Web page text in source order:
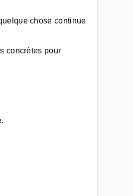
chose continue
concrètes pour